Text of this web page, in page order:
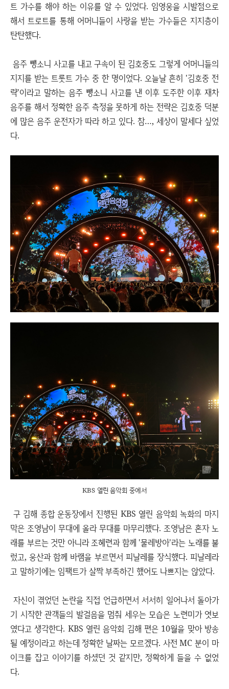
트 가수를 해야 하는 이유를 알 수 있었다. 임영웅을 시발점으로
해서 트로트를 통해 어머니들이 사랑을 받는 가수들은 지지층이
탄탄했다.
음주 뺑소니 사고를 내고 구속이 된 김호중도 그렇게 어머니들의
지지를 받는 트롯트 가수 중 한 명이었다. 오늘날 흔히 '김호중 전
략'이라고 말하는 음주 뺑소니 사고를 낸 이후 도주한 이후 재차
음주를 해서 정확한 음주 측정을 못하게 하는 전략은 김호중 덕분
에 많은 음주 운전자가 따라 하고 있다. 참…, 세상이 말세다 싶었
다.
KBS 열린 음악회 중에서
구 김해 종합 운동장에서 진행된 KBS 열린 음악회 녹화의 마지
막은 조영남이 무대에 올라 무대를 마무리했다. 조영남은 혼자 노
래를 부르는 것만 아니라 조혜련과 함께 '물레방아'라는 노래를 불
렀고, 웅산과 함께 바램을 부르면서 피날레를 장식했다. 피날레라
고 말하기에는 임팩트가 살짝 부족하긴 했어도 나쁘지는 않았다.
자신이 겪었던 논란을 직접 언급하면서 서서히 일어나서 돌아가
기 시작한 관객들의 발걸음을 멈춰 세우는 모습은 노련미가 엿보
였다고 생각한다. KBS 열린 음악회 김해 편은 10월을 맞아 방송
될 예정이라고 하는데 정확한 날짜는 모르겠다. 사전 MC 분이 마
이크를 잡고 이야기를 하셨던 것 같지만, 정확하게 들을 수 없었
다.